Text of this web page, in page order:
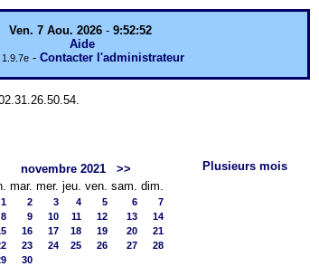
Ven. 7 Aou. 2026- 9:52:52
Aide
- Contacter l'administrateur
novembre 2021
>>
mar. mer. jeu. ven. sam. dim.
1 2 3 4 5 6
7
8 9 10 11 12 13
14
16 17 18 19 20
21
23 24 25 26 27
28
30
Plusieurs mois